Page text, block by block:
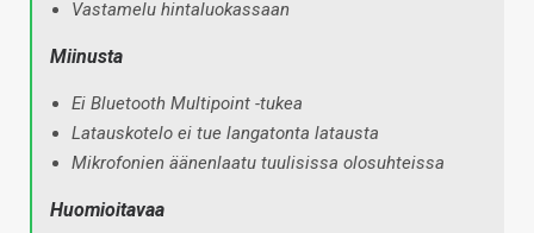
Vastamelu hintaluokassaan
Miinusta
Ei Bluetooth Multipoint -tukea
Latauskotelo ei tue langatonta latausta
Mikrofonien äänenlaatu tuulisissa olosuhteissa
Huomioitavaa